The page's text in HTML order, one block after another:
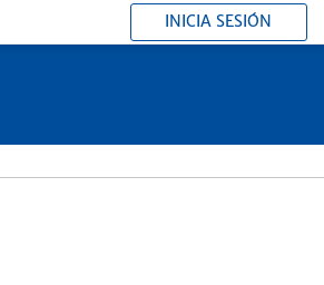
INICIA SESIÓN